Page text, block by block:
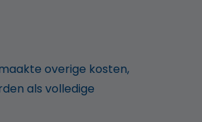
overige kosten,
als volledige